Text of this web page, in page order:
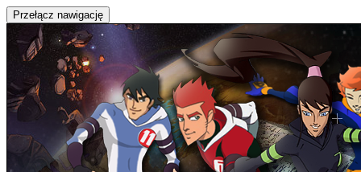
Przełącz nawigację